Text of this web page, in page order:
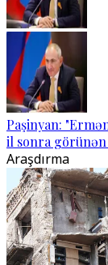
Paşinyan:
il sonra görünən
Araşdırma